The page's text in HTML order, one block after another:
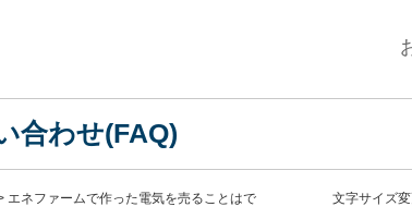
合わせ(FAQ)
文字サイズ
エネファームで作った電気を売ることはで